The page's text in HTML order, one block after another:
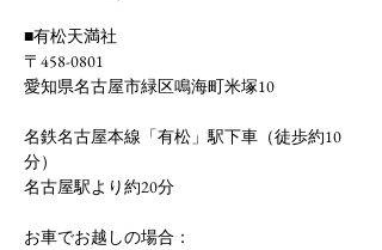
​■有松天満社
〒458-0801
愛知県名古屋市緑区鳴海町米塚10​
名鉄名古屋本線「有松」駅下車（徒歩約10
分）
名古屋駅より約20分
お車でお越しの場合：